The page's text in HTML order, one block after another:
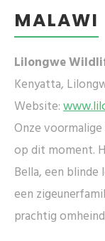
MALAWI
Lilongwe
Kenyatta,
Website:
Onze
op dit moment.
Bella, een
een
prachtig